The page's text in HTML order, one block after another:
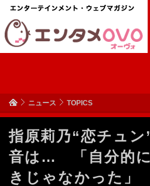
ニュース TOPICS
指原莉乃“恋チュ
音は… 「自分的
きじゃなかった」